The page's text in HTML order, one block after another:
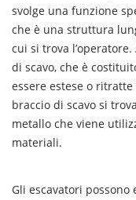
svolge una funzione
che è una struttura
cui si trova
di scavo, che è
essere estese o
braccio di scavo si
metallo che viene
materiali.
Gli escavatori